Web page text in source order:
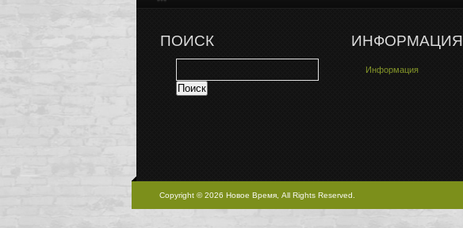
ПОИСК ИНФОРМАЦИЯ
Информация
Copyright © 2026 Новое Время, All Rights Reserved.